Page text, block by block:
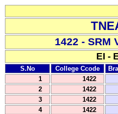
1422 - SRM
EI -
S.No College Ccode
1
1422
2
1422
3
1422
4
1422